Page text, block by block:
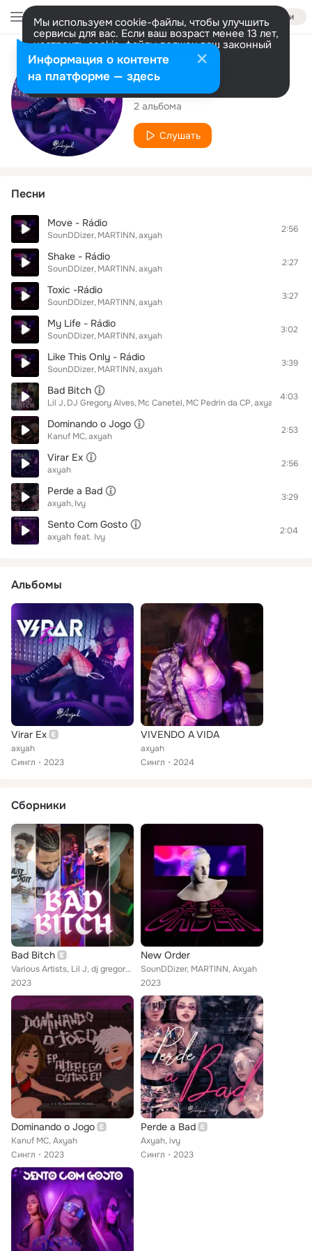
Войти
Мы используем cookie-файлы, чтобы улучшить
сервисы для вас. Если ваш возраст менее 13 лет,
настроить cookie-файлы должен ваш законный
представитель. Больше информации
Разрешить все Настроить
Исполнитель
axyah
2 альбома
Слушать
Песни
Move - Rádio
SounDDizer MARTINN axyah
2:56
Shake - Rádio
SounDDizer MARTINN axyah
2:27
Toxic -Rádio
SounDDizer MARTINN axyah
3:27
My Life - Rádio
SounDDizer MARTINN axyah
3:02
Like This Only - Rádio
SounDDizer MARTINN axyah
3:39
Bad Bitch
Lil J DJ Gregory Alves Mc Canetel MC Pedrin da CP axyah
4:03
Dominando o Jogo
Kanuf MC axyah
2:53
Virar Ex
axyah
2:56
Perde a Bad
axyah Ivy
3:29
Sento Com Gosto
axyah feat. Ivy
2:04
Альбомы
Virar Ex
axyah
Сингл
2023
VIVENDO A VIDA
axyah
Сингл
2024
Сборники
Bad Bitch
Various Artists, Lil J, dj gregory alves, mc canetel, mc pedrin da cp, axyah
2023
New Order
SounDDizer, MARTINN, Axyah
2023
Dominando o Jogo
Kanuf MC, Axyah
Сингл
2023
Perde a Bad
Axyah, ivy
Сингл
2023
Информация о контенте
на платформе — здесь